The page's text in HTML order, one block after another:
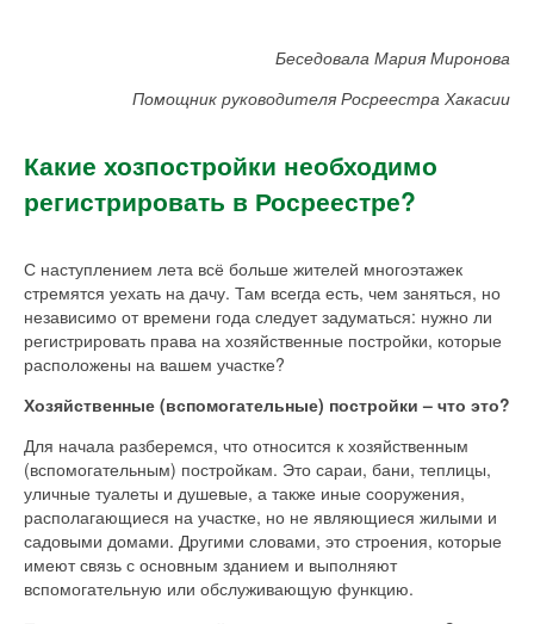
Беседовала Мария Миронова
Помощник руководителя Росреестра Хакасии
Какие хозпостройки необходимо
регистрировать в Росреестре?
С наступлением лета всё больше жителей многоэтажек
стремятся уехать на дачу. Там всегда есть, чем заняться, но
независимо от времени года следует задуматься: нужно ли
регистрировать права на хозяйственные постройки, которые
расположены на вашем участке?
Хозяйственные (вспомогательные) постройки – что это?
Для начала разберемся, что относится к хозяйственным
(вспомогательным) постройкам. Это сараи, бани, теплицы,
уличные туалеты и душевые, а также иные сооружения,
располагающиеся на участке, но не являющиеся жилыми и
садовыми домами. Другими словами, это строения, которые
имеют связь с основным зданием и выполняют
вспомогательную или обслуживающую функцию.